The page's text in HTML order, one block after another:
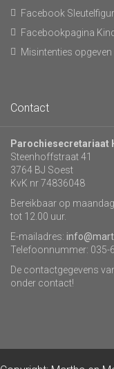
Facebook
Facebookpagina
Misintenties opgeven
Contact
Parochiesecretariaat
Steenhoffstraat 41
3764 BJ Soest
KvK nr 74836048
Bereikbaar op
tot 12.00 uur.
E-mailadres:
Telefoonnummer: 035-
De contactgegevens
onder contact!